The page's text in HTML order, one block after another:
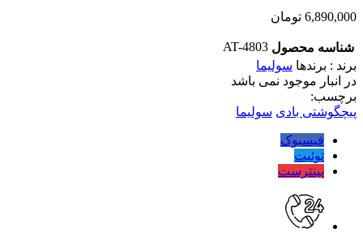
6,890,000 تومان
شناسه محصول AT-4803
برند : برندها سولیما
در انبار موجود نمی باشد
برچسب:
پیچگوشتی بادی سولیما
فیسبوک
توئیت
پینترست